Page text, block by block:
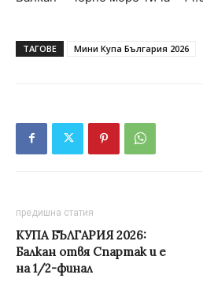
ТАГОВЕ Мини Купа България 2026
предишна статия
КУПА БЪЛГАРИЯ 2026:
Балкан отвя Спартак и е
на 1/2-финал